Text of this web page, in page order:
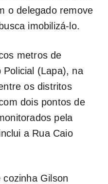
o delegado remove
imobilizá-lo.
metros de
Policial (Lapa), na
os distritos
dois pontos de
pela
a Rua Caio
Gilson